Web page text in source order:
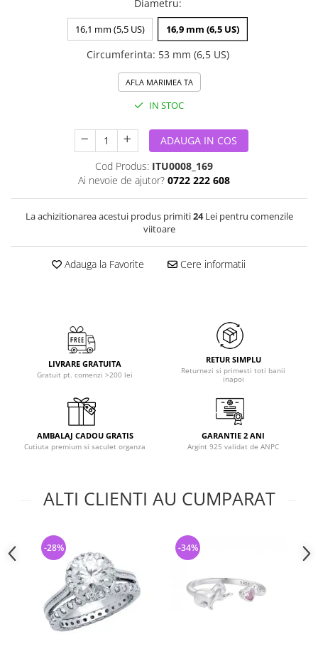
Diametru:
16,1 mm (5,5 US) 16,9 mm (6,5 US)
Circumferinta: 53 mm (6,5 US)
AFLA MARIMEA TA
IN STOC
ADAUGA IN COS
Cod Produs: ITU0008_169
Ai nevoie de ajutor? 0722 222 608
La achizitionarea acestui produs primiti24Lei pentru comenzile
viitoare
Adauga la Favorite Cere informatii
LIVRARE GRATUITA
Gratuit pt. comenzi >200 lei
RETUR SIMPLU
Returnezi si primesti toti banii
inapoi
AMBALAJ CADOU GRATIS
Cutiuta premium si saculet organza
GARANTIE 2 ANI
Argint 925 validat de ANPC
ALTI CLIENTI AU CUMPARAT
-28% -34%